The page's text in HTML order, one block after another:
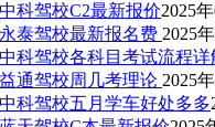
科驾校C2最新报价2025
泰驾校最新报名费 2025
科驾校各科目考试流程详
通驾校周几考理论 2025
科驾校五月学车好处多多